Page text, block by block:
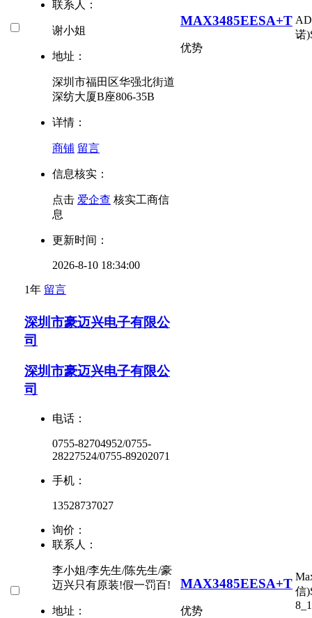
联系人：
谢小姐
地址：
深圳市福田区华强北街道
深纺大厦B座806-35B
详情：
商铺 留言
信息核实：
点击 爱企查 核实工商信
息
更新时间：
2026-8-10 18:34:00
1年 留言
MAX3485EESA+T
优势
诺)
深圳市豪迈兴电子有限公
司
深圳市豪迈兴电子有限公
司
电话：
0755-82704952/0755-
28227524/0755-89202071
手机：
13528737027
询价：
联系人：
李小姐/李先生/陈先生/豪
迈兴只有原装!假一罚百!
地址：
MAX3485EESA+T
优势
信)